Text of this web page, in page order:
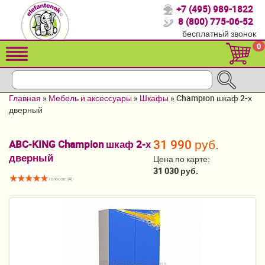
Спасибо, что выбрали нас!
Распродажа!
Детские коляски
Кроватки для новорожденных
Конверты, муфты
Детский транспорт
+7 (495) 989-1822
8 (800) 775-06-52
бесплатный звонок
0
Главная » Мебель и аксессуары » Шкафы »Champion шкаф 2-х
дверный
ABC-KING Champion шкаф 2-х
дверный
голосов: (4)
31 990 руб.
Цена по карте:
31 030 руб.